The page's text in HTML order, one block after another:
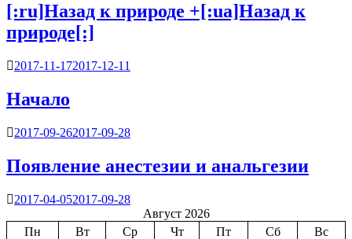
[:ru]Назад к природе +[:ua]Назад к
природе[:]
2017-11-172017-12-11
Начало
2017-09-262017-09-28
Появление анестезии и анальгезии
2017-04-052017-09-28
Август 2026
Пн
Вт Ср Чт Пт Сб
Вс